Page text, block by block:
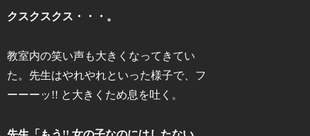
クスクスクス・・・。
教室内の笑い声も大きくなってきてい
た。先生はやれやれといった様子で、フ
ーーーッ!! と大きくため息を吐く。